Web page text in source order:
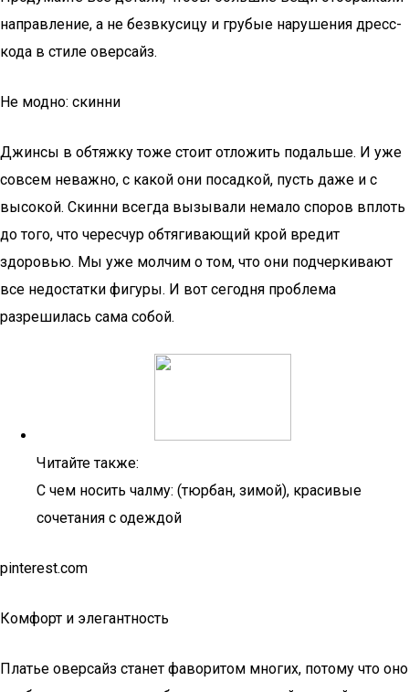
направление, а не безвкусицу и грубые нарушения дресс-
кода в стиле оверсайз.
Не модно: скинни
Джинсы в обтяжку тоже стоит отложить подальше. И уже
совсем неважно, с какой они посадкой, пусть даже и с
высокой. Скинни всегда вызывали немало споров вплоть
до того, что чересчур обтягивающий крой вредит
здоровью. Мы уже молчим о том, что они подчеркивают
все недостатки фигуры. И вот сегодня проблема
разрешилась сама собой.
Читайте также:
С чем носить чалму: (тюрбан, зимой), красивые
сочетания с одеждой
pinterest.com
Комфорт и элегантность
Платье оверсайз станет фаворитом многих, потому что оно